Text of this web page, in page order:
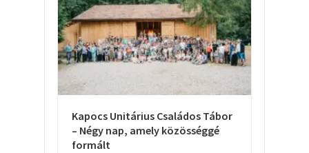
Kapocs Unitárius Családos Tábor
– Négy nap, amely közösséggé
formált